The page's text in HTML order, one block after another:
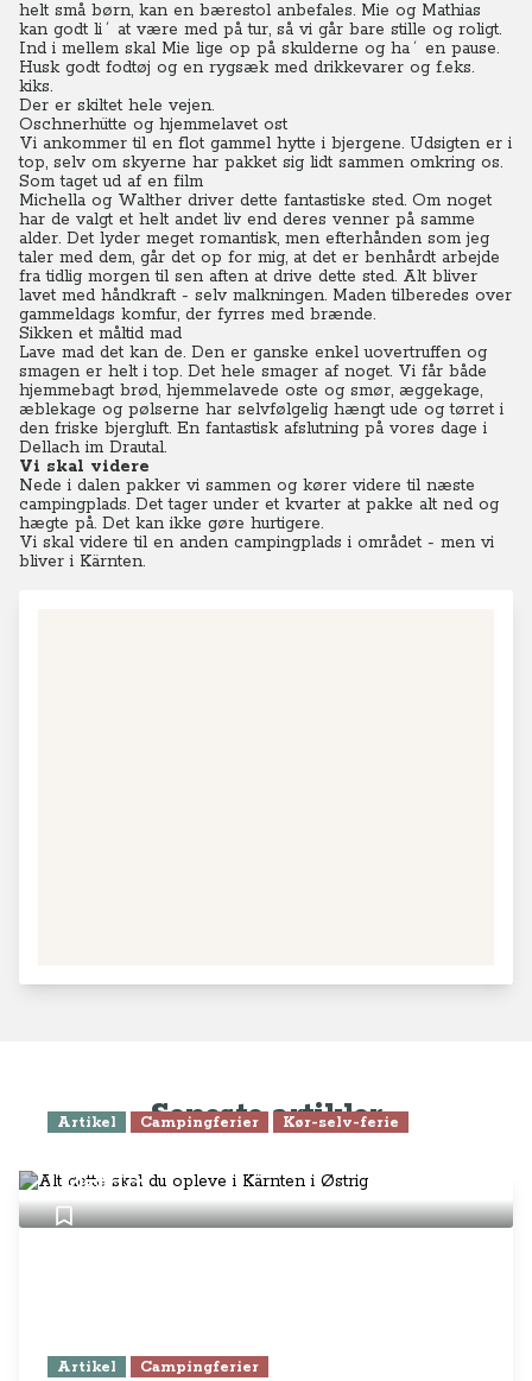
helt små børn, kan en bærestol anbefales. Mie og Mathias
kan godt li´ at være med på tur, så vi går bare stille og roligt.
Ind i mellem skal Mie lige op på skulderne og ha´ en pause.
Husk godt fodtøj og en rygsæk med drikkevarer og f.eks.
kiks.
Der er skiltet hele vejen.
Oschnerhütte og hjemmelavet ost
Vi ankommer til en flot gammel hytte i bjergene. Udsigten er i
top, selv om skyerne har pakket sig lidt sammen omkring os.
Som taget ud af en film
Michella og Walther driver dette fantastiske sted. Om noget
har de valgt et helt andet liv end deres venner på samme
alder. Det lyder meget romantisk, men efterhånden som jeg
taler med dem, går det op for mig, at det er benhårdt arbejde
fra tidlig morgen til sen aften at drive dette sted. Alt bliver
lavet med håndkraft - selv malkningen. Maden tilberedes over
gammeldags komfur, der fyrres med brænde.
Sikken et måltid mad
Lave mad det kan de. Den er ganske enkel uovertruffen og
smagen er helt i top. Det hele smager af noget. Vi får både
hjemmebagt brød, hjemmelavede oste og smør, æggekage,
æblekage og pølserne har selvfølgelig hængt ude og tørret i
den friske bjergluft. En fantastisk afslutning på vores dage i
Dellach im Drautal.
Vi skal videre
Nede i dalen pakker vi sammen og kører videre til næste
campingplads. Det tager under et kvarter at pakke alt ned og
hægte på. Det kan ikke gøre hurtigere.
Vi skal videre til en anden campingplads i området - men vi
bliver i Kärnten.
Seneste artikler
Artikel Campingferier Kør-selv-ferie
i Østrig
Artikel Campingferier